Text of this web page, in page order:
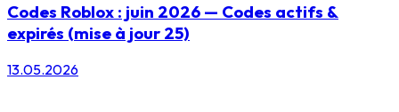
Codes Roblox : juin 2026 — Codes actifs &
expirés (mise à jour 25)
13.05.2026